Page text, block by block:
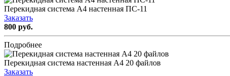
Перекидная система А4 настенная ПС-11
Заказать
800 руб.
Подробнее
Перекидная система настенная А4 20 файлов
Заказать